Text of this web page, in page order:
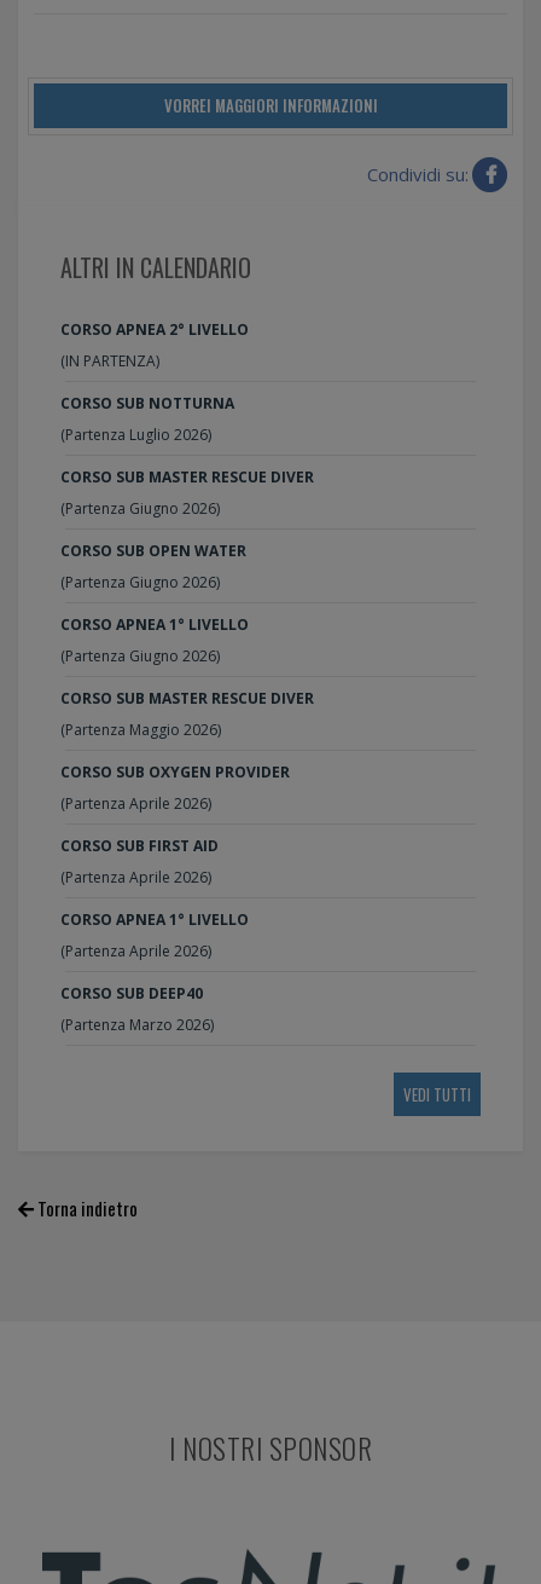
VORREI MAGGIORI INFORMAZIONI
Condividi su:
ALTRI IN CALENDARIO
CORSO APNEA 2° LIVELLO
(IN PARTENZA)
CORSO SUB NOTTURNA
(Partenza Luglio 2026)
CORSO SUB MASTER RESCUE DIVER
(Partenza Giugno 2026)
CORSO SUB OPEN WATER
(Partenza Giugno 2026)
CORSO APNEA 1° LIVELLO
(Partenza Giugno 2026)
CORSO SUB MASTER RESCUE DIVER
(Partenza Maggio 2026)
CORSO SUB OXYGEN PROVIDER
(Partenza Aprile 2026)
CORSO SUB FIRST AID
(Partenza Aprile 2026)
CORSO APNEA 1° LIVELLO
(Partenza Aprile 2026)
CORSO SUB DEEP40
(Partenza Marzo 2026)
VEDI TUTTI
Torna indietro
I NOSTRI SPONSOR